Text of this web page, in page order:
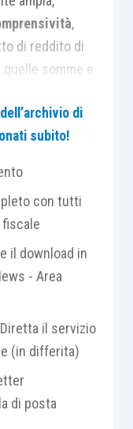
,
di reddito di
somme e
siano
di malattia e
. Per ciò che
al periodo
da ricondurre
è da
di
subito!
con tutti
fiscale
il download in
- Area
il servizio
(in differita)
di posta